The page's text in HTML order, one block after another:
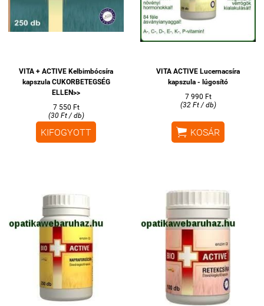
VITA + ACTIVE Kelbimbócsíra
kapszula CUKORBETEGSÉG
ELLEN>>
7 550 Ft
(30 Ft / db)
KIFOGYOTT
VITA ACTIVE Lucernacsíra
kapszula - lúgosító
7 990 Ft
(32 Ft / db)
 KOSÁR